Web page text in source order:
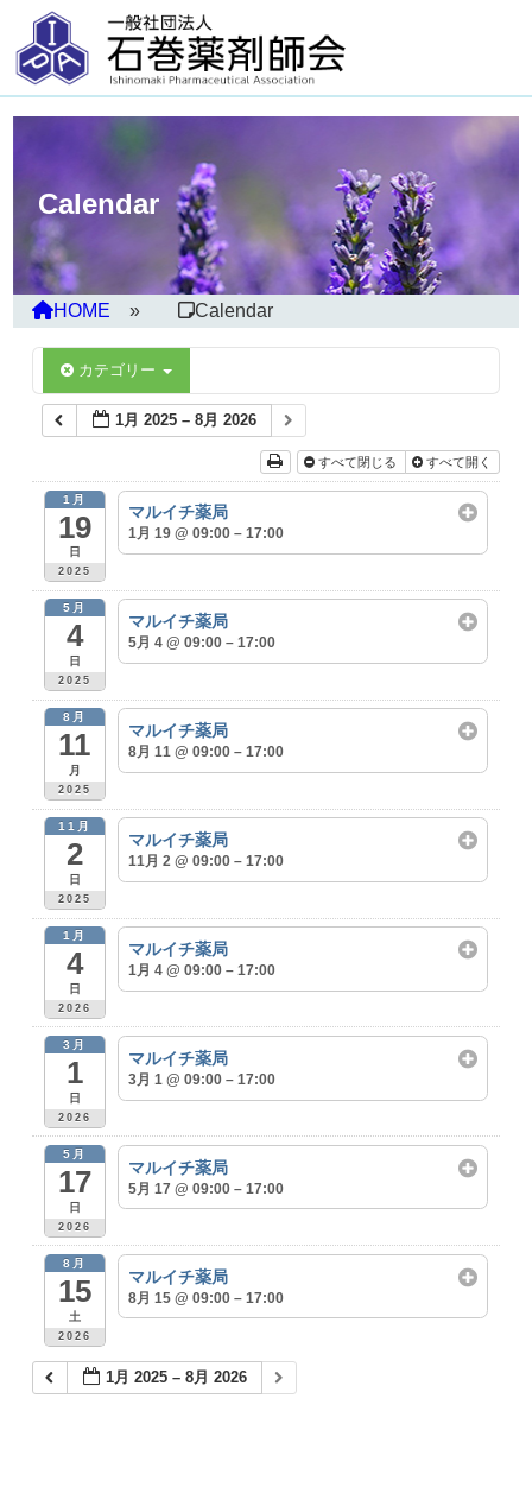
Calendar
HOME Calendar
カテゴリー
1月 2025 – 8月 2026
すべて閉じる すべて開く
1月
19
日
2025
マルイチ薬局
1月 19 @ 09:00 – 17:00
5月
4
日
2025
マルイチ薬局
5月 4 @ 09:00 – 17:00
8月
11
月
2025
マルイチ薬局
8月 11 @ 09:00 – 17:00
11月
2
日
2025
マルイチ薬局
11月 2 @ 09:00 – 17:00
1月
4
日
2026
マルイチ薬局
1月 4 @ 09:00 – 17:00
3月
1
日
2026
マルイチ薬局
3月 1 @ 09:00 – 17:00
5月
17
日
2026
マルイチ薬局
5月 17 @ 09:00 – 17:00
8月
15
土
2026
マルイチ薬局
8月 15 @ 09:00 – 17:00
1月 2025 – 8月 2026